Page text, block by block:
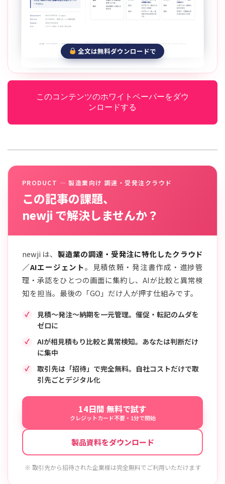
全文は無料ダウンロードで
このコンテンツのホワイトペーパーをダウ
ンロードする
PRODUCT — 製造業向け 調達・受発注クラウド
この記事の課題、
newji で解決しませんか？
newji は、 製造業の調達・受発注に特化したクラウド
／AIエージェント。見積依頼・発注書作成・進捗管
理・承認をひとつの画面に集約し、AIが比較と異常検
知を担当。最後の「GO」だけ人が押す仕組みです。
見積〜発注〜納期を一元管理。催促・転記のムダを
ゼロに
AIが相見積もり比較と異常検知。あなたは判断だけ
に集中
取引先は「招待」で完全無料。自社コストだけで取
引先ごとデジタル化
14日間 無料で試す
クレジットカード不要・1分で開始
製品資料をダウンロード
※ 取引先から招待された企業様は完全無料でご利用いただけます